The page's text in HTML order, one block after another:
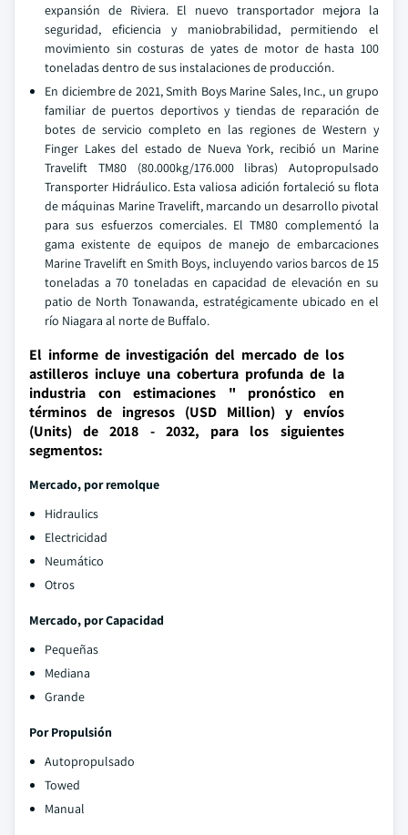
expansión de Riviera. El nuevo transportador mejora la
seguridad, eficiencia y maniobrabilidad, permitiendo el
movimiento sin costuras de yates de motor de hasta 100
toneladas dentro de sus instalaciones de producción.
En diciembre de 2021, Smith Boys Marine Sales, Inc., un grupo
familiar de puertos deportivos y tiendas de reparación de
botes de servicio completo en las regiones de Western y
Finger Lakes del estado de Nueva York, recibió un Marine
Travelift TM80 (80.000kg/176.000 libras) Autopropulsado
Transporter Hidráulico. Esta valiosa adición fortaleció su flota
de máquinas Marine Travelift, marcando un desarrollo pivotal
para sus esfuerzos comerciales. El TM80 complementó la
gama existente de equipos de manejo de embarcaciones
Marine Travelift en Smith Boys, incluyendo varios barcos de 15
toneladas a 70 toneladas en capacidad de elevación en su
patio de North Tonawanda, estratégicamente ubicado en el
río Niagara al norte de Buffalo.
El informe de investigación del mercado de los
astilleros incluye una cobertura profunda de la
industria con estimaciones " pronóstico en
términos de ingresos (USD Million) y envíos
(Units) de 2018 - 2032, para los siguientes
segmentos:
Mercado, por remolque
Hidraulics
Electricidad
Neumático
Otros
Mercado, por Capacidad
Pequeñas
Mediana
Grande
Por Propulsión
Autopropulsado
Towed
Manual